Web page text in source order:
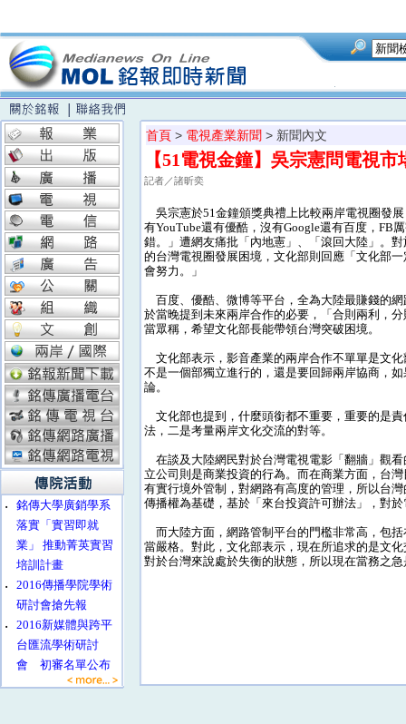
‧
銘傳大學廣銷學系
落實「實習即就
業」 推動菁英實習
培訓計畫
‧
2016傳播學院學術
研討會搶先報
‧
2016新媒體與跨平
台匯流學術研討
會 初審名單公布
首頁 > 電視產業新聞 > 新聞內文
【51電視金鐘】吳宗憲問電視
記者／諸昕奕
吳宗憲於51金鐘頒獎典禮上比較兩岸電視圈發
有YouTube還有優酷，沒有Google還有百度，FB
錯。」遭網友痛批「內地憲」、「滾回大陸」。
的台灣電視圈發展困境，文化部則回應「文化部
會努力。」
百度、優酷、微博等平台，全為大陸最賺錢的
於當晚提到未來兩岸合作的必要，「合則兩利，
當眾稱，希望文化部長能帶領台灣突破困境。
文化部表示，影音產業的兩岸合作不單單是文
不是一個部獨立進行的，還是要回歸兩岸協商，
論。
文化部也提到，什麼頭銜都不重要，重要的是
法，二是考量兩岸文化交流的對等。
在談及大陸網民對於台灣電視電影「翻牆」觀
立公司則是商業投資的行為。而在商業方面，台
有實行境外管制，對網路有高度的管理，所以台
傳播權為基礎，基於「來台投資許可辦法」，對
而大陸方面，網路管制平台的門檻非常高，包
當嚴格。對此，文化部表示，現在所追求的是文
對於台灣來說處於失衡的狀態，所以現在當務之